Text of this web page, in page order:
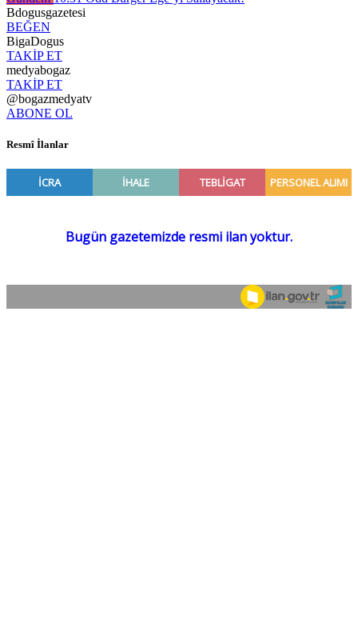
Bdogusgazetesi
BEĞEN
BigaDogus
TAKİP ET
medyabogaz
TAKİP ET
@bogazmedyatv
ABONE OL
Resmî İlanlar